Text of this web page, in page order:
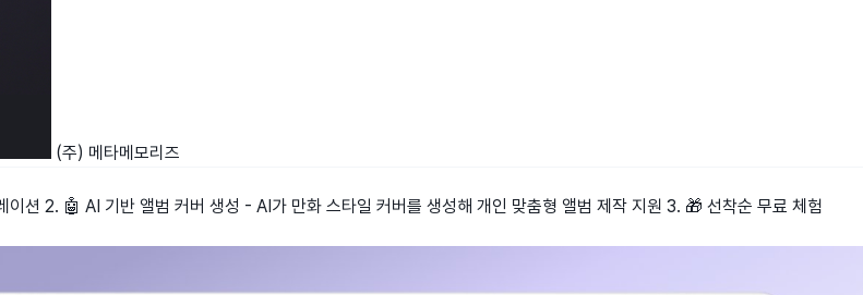
(주) 메타메모리즈
션 2. 🤖 AI 기반 앨범 커버 생성 - AI가 만화 스타일 커버를 생성해 개인 맞춤형 앨범 제작 지원 3. 🎁 선착순 무료 체험